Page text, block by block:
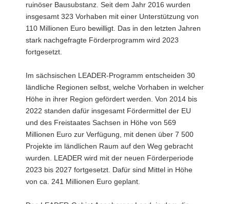
ruinöser Bausubstanz. Seit dem Jahr 2016 wurden
insgesamt 323 Vorhaben mit einer Unterstützung von
110 Millionen Euro bewilligt. Das in den letzten Jahren
stark nachgefragte Förderprogramm wird 2023
fortgesetzt.
Im sächsischen LEADER-Programm entscheiden 30
ländliche Regionen selbst, welche Vorhaben in welcher
Höhe in ihrer Region gefördert werden. Von 2014 bis
2022 standen dafür insgesamt Fördermittel der EU
und des Freistaates Sachsen in Höhe von 569
Millionen Euro zur Verfügung, mit denen über 7 500
Projekte im ländlichen Raum auf den Weg gebracht
wurden. LEADER wird mit der neuen Förderperiode
2023 bis 2027 fortgesetzt. Dafür sind Mittel in Höhe
von ca. 241 Millionen Euro geplant.